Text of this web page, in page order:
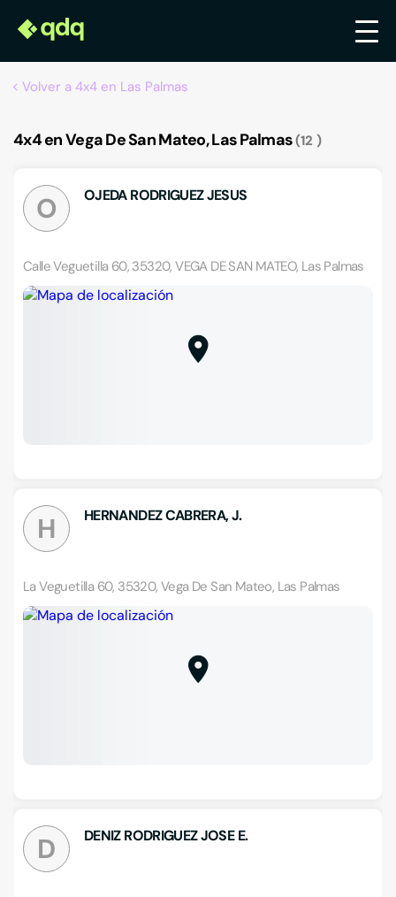
Volver a 4x4 en Las Palmas
4x4 en Vega De San Mateo, Las Palmas 12
O OJEDA RODRIGUEZ JESUS
Calle Veguetilla 60, 35320, VEGA DE SAN MATEO, Las Palmas
H HERNANDEZ CABRERA, J.
La Veguetilla 60, 35320, Vega De San Mateo, Las Palmas
D DENIZ RODRIGUEZ JOSE E.